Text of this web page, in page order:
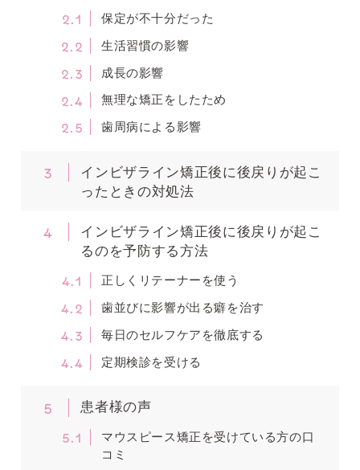
2.1 保定が不十分だった
2.2 生活習慣の影響
2.3 成長の影響
2.4 無理な矯正をしたため
2.5 歯周病による影響
3
インビザライン矯正後に後戻りが起こ
ったときの対処法
4
インビザライン矯正後に後戻りが起こ
るのを予防する方法
4.1 正しくリテーナーを使う
4.2 歯並びに影響が出る癖を治す
4.3 毎日のセルフケアを徹底する
4.4 定期検診を受ける
5 患者様の声
5.1
マウスピース矯正を受けている方の口
コミ